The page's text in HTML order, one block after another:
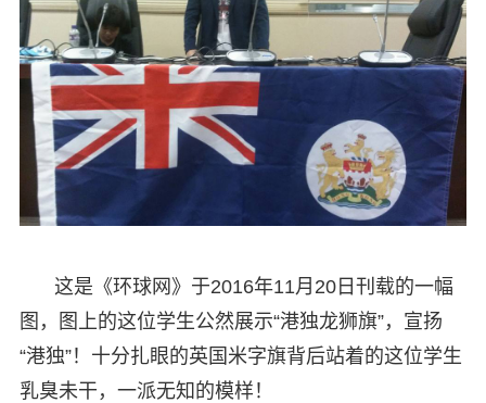
这是《环球网》于2016年11月20日刊载的一幅
图，图上的这位学生公然展示“港独龙狮旗”，宣扬
“港独”！十分扎眼的英国米字旗背后站着的这位学生
乳臭未干，一派无知的模样！